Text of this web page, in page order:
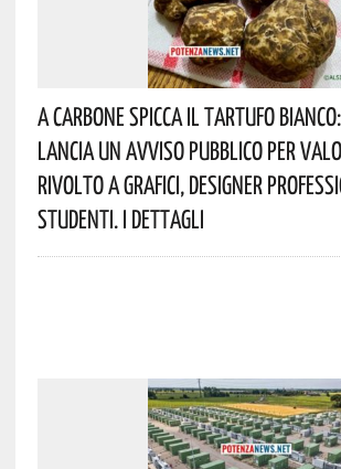
A Carbone Spicca Il Tartufo
Lancia Un Avviso Pubblico Per
Rivolto A Grafici, Designer
Studenti. I Dettagli